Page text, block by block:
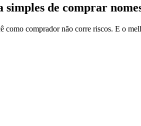
de comprar
como comprador não corre riscos. E o